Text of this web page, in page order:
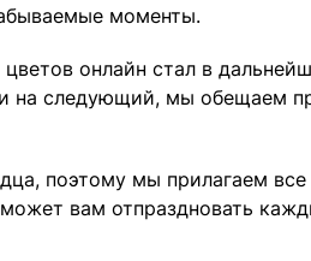
моменты.
онлайн стал в
следующий, мы обещаем
поэтому мы прилагаем
вам отпраздновать